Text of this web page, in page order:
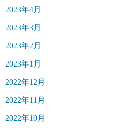
2023年4月
2023年3月
2023年2月
2023年1月
2022年12月
2022年11月
2022年10月